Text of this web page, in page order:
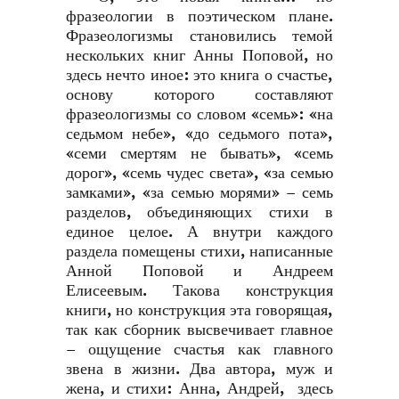
фразеологии в поэтическом плане.
Фразеологизмы становились темой
нескольких книг Анны Поповой, но
здесь нечто иное: это книга о счастье,
основу которого составляют
фразеологизмы со словом «семь»: «на
седьмом небе», «до седьмого пота»,
«семи смертям не бывать», «семь
дорог», «семь чудес света», «за семью
замками», «за семью морями» – семь
разделов, объединяющих стихи в
единое целое. А внутри каждого
раздела помещены стихи, написанные
Анной Поповой и Андреем
Елисеевым. Такова конструкция
книги, но конструкция эта говорящая,
так как сборник высвечивает главное
– ощущение счастья как главного
звена в жизни. Два автора, муж и
жена, и стихи: Анна, Андрей, здесь